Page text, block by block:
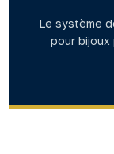
Le système
pour bijoux